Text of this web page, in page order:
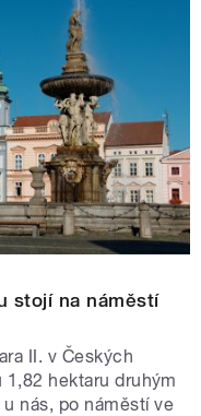
stojí na náměstí
II. v Českých
hektaru druhým
nás, po náměstí ve